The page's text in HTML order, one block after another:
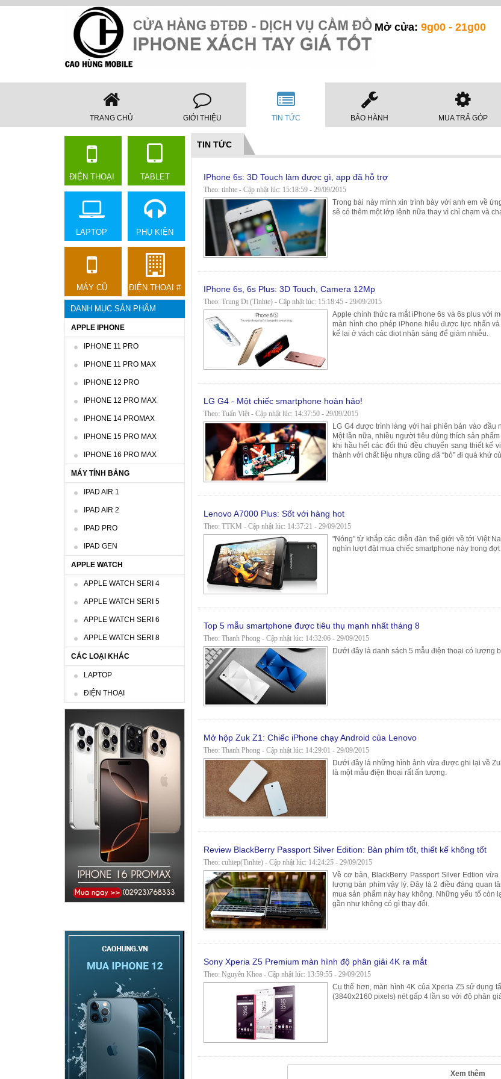
Mở cửa: 9g00 - 21g00
TRANG CHỦ GIỚI THIỆU TIN TỨC BẢO HÀNH MUA TRẢ GÓP
ĐIỆN THOẠI TABLET
LAPTOP PHỤ KIỆN
MÁY CŨ ĐIỆN THOẠI #
DANH MỤC SẢN PHẨM
APPLE IPHONE
IPHONE 11 PRO
IPHONE 11 PRO MAX
IPHONE 12 PRO
IPHONE 12 PRO MAX
IPHONE 14 PROMAX
IPHONE 15 PRO MAX
IPHONE 16 PRO MAX
MÁY TÍNH BẢNG
IPAD AIR 1
IPAD AIR 2
IPAD PRO
IPAD GEN
APPLE WATCH
APPLE WATCH SERI 4
APPLE WATCH SERI 5
APPLE WATCH SERI 6
APPLE WATCH SERI 8
CÁC LOẠI KHÁC
LAPTOP
ĐIỆN THOẠI
TIN TỨC
IPhone 6s: 3D Touch làm được gì, app đã hỗ trợ
Theo: tinhte - Cập nhật lúc: 15:18:59 - 29/09/2015
Trong bài này mình xin trình bày với anh em về
sẽ có thêm một lớp lệnh nữa thay vì chỉ chạm và
IPhone 6s, 6s Plus: 3D Touch, Camera 12Mp
Theo: Trung Dt (Tinhte) - Cập nhật lúc: 15:18:45 - 29/09/2015
Apple chính thức ra mắt iPhone 6s và 6s plus với
màn hình cho phép iPhone hiểu được lực nhấn
kế lại ở vách các diot nhận sáng để giảm nhiễu.
LG G4 - Một chiếc smartphone hoàn hảo!
Theo: Tuấn Việt - Cập nhật lúc: 14:37:50 - 29/09/2015
LG G4 được trình làng với hai phiên bản vào
Một lần nữa, nhiều người tiêu dùng thích sản
khi hầu hết các đối thủ đều chuyển sang thiết kế
thành với chất liệu nhựa cũng đã “bỏ” đi quá khứ
Lenovo A7000 Plus: Sốt với hàng hot
Theo: TTKM - Cập nhật lúc: 14:37:21 - 29/09/2015
"Nóng" từ khắp các diễn đàn thế giới về tới Việt
nghìn lượt đặt mua chiếc smartphone này trong
Top 5 mẫu smartphone được tiêu thụ mạnh nhất tháng 8
Theo: Thanh Phong - Cập nhật lúc: 14:32:06 - 29/09/2015
Dưới đây là danh sách 5 mẫu điện thoại có lượng
Mở hộp Zuk Z1: Chiếc iPhone chạy Android của Lenovo
Theo: Thanh Phong - Cập nhật lúc: 14:29:01 - 29/09/2015
Dưới đây là những hình ảnh vừa được ghi lại về
là một mẫu điện thoại rất ấn tượng.
Review BlackBerry Passport Silver Edition: Bàn phím tốt, thiết kế không tốt
Theo: cuhiep(Tinhte) - Cập nhật lúc: 14:24:25 - 29/09/2015
Về cơ bản, BlackBerry Passport Silver Edtion
lượng bàn phím vậy lý. Đây là 2 điều đáng quan
mua sản phẩm này hay không. Những yếu tố còn
gần như không có gì thay đổi.
Sony Xperia Z5 Premium màn hình độ phân giải 4K ra mắt
Theo: Nguyên Khoa - Cập nhật lúc: 13:59:55 - 29/09/2015
Cụ thể hơn, màn hình 4K của Xperia Z5 sử dụng
(3840x2160 pixels) nét gấp 4 lần so với độ phân
Xem thêm